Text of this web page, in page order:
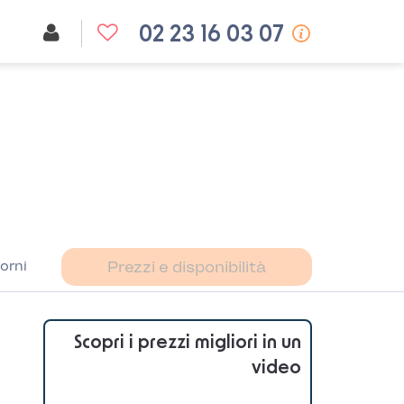
02 23 16 03 07
Prezzi e disponibilità
Scopri i prezzi migliori in un
video